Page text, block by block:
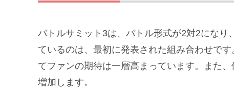
バトルサミット3は、バトル形式が2対2にな
ているのは、最初に発表された組み合わせで
てファンの期待は一層高まっています。また
増加します。